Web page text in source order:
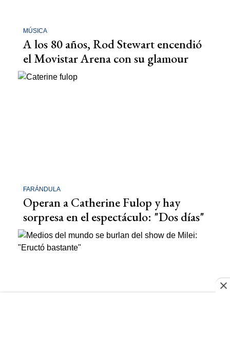
MÚSICA
A los 80 años, Rod Stewart encendió
el Movistar Arena con su glamour
FARÁNDULA
Operan a Catherine Fulop y hay
sorpresa en el espectáculo: "Dos días"